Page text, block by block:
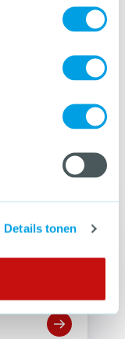
Details tonen
en
Open Meld